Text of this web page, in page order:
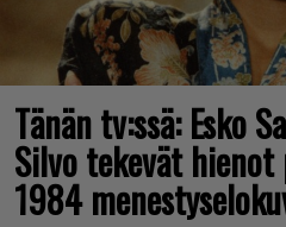
Tänän tv:ssä: Esko
Silvo tekevät
1984